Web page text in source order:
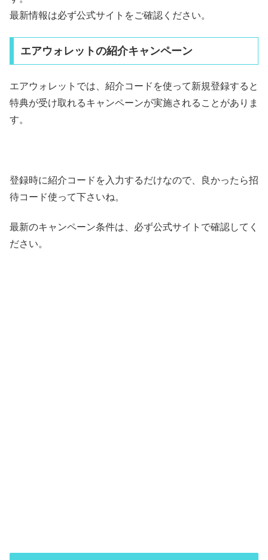
最新情報は必ず公式サイトをご確認ください。
エアウォレットの紹介キャンペーン
エアウォレットでは、紹介コードを使って新規登録すると
特典が受け取れるキャンペーンが実施されることがありま
す。
登録時に紹介コードを入力するだけなので、良かったら招
待コード使って下さいね。
最新のキャンペーン条件は、必ず公式サイトで確認してく
ださい。